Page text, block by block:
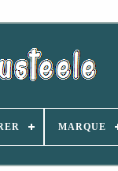
MARQUE